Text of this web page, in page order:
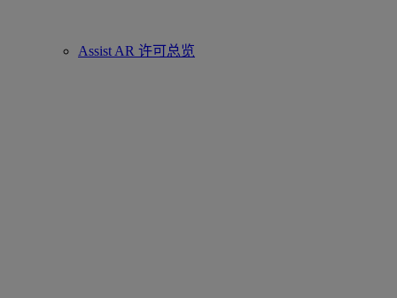
Assist AR 许可总览